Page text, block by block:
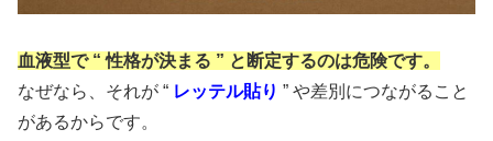
血液型で “ 性格が決まる ” と断定するのは危険です。
なぜなら、それが “ レッテル貼り ” や差別につながること
があるからです。